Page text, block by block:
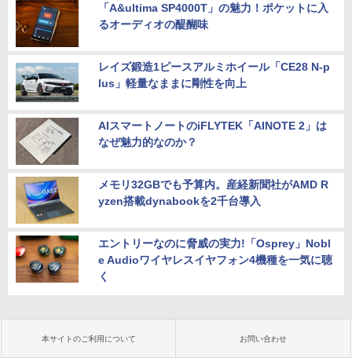
「A&ultima SP4000T」の魅力！ポケットに入
るオーディオの醍醐味
レイズ鍛造1ピースアルミホイール「CE28 N-p
lus」軽量なままに剛性を向上
AIスマートノートのiFLYTEK「AINOTE 2」は
なぜ魅力的なのか？
メモリ32GBでも予算内。産経新聞社がAMD R
yzen搭載dynabookを2千台導入
エントリーなのに脅威の実力!「Osprey」Nobl
e Audioワイヤレスイヤフォン4機種を一気に聴
く
本サイトのご利用について お問い合わせ